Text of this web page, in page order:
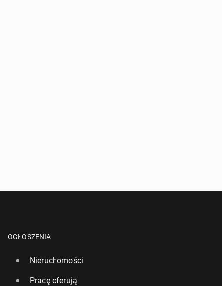
OGŁOSZENIA
Nieruchomości
Pracę oferują